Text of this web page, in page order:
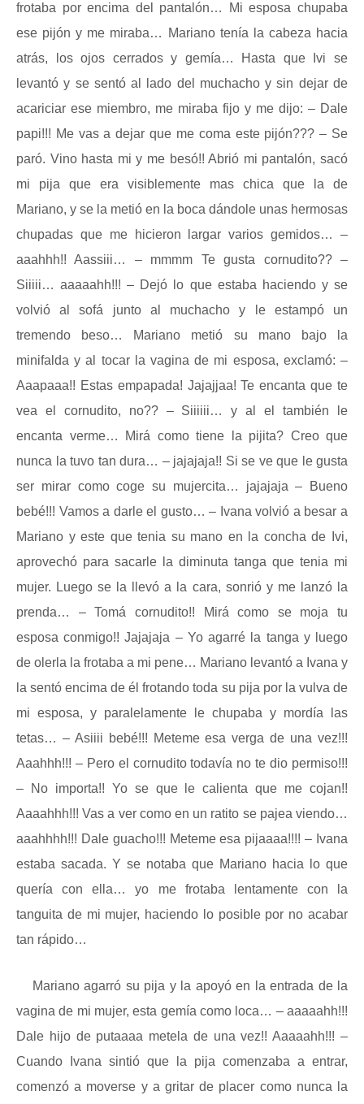
frotaba por encima del pantalón… Mi esposa chupaba
ese pijón y me miraba… Mariano tenía la cabeza hacia
atrás, los ojos cerrados y gemía… Hasta que Ivi se
levantó y se sentó al lado del muchacho y sin dejar de
acariciar ese miembro, me miraba fijo y me dijo: – Dale
papi!!! Me vas a dejar que me coma este pijón??? – Se
paró. Vino hasta mi y me besó!! Abrió mi pantalón, sacó
mi pija que era visiblemente mas chica que la de
Mariano, y se la metió en la boca dándole unas hermosas
chupadas que me hicieron largar varios gemidos… –
aaahhh!! Aassiii… – mmmm Te gusta cornudito?? –
Siiiii… aaaaahh!!! – Dejó lo que estaba haciendo y se
volvió al sofá junto al muchacho y le estampó un
tremendo beso… Mariano metió su mano bajo la
minifalda y al tocar la vagina de mi esposa, exclamó: –
Aaapaaa!! Estas empapada! Jajajjaa! Te encanta que te
vea el cornudito, no?? – Siiiiii… y al el también le
encanta verme… Mirá como tiene la pijita? Creo que
nunca la tuvo tan dura… – jajajaja!! Si se ve que le gusta
ser mirar como coge su mujercita… jajajaja – Bueno
bebé!!! Vamos a darle el gusto… – Ivana volvió a besar a
Mariano y este que tenia su mano en la concha de Ivi,
aprovechó para sacarle la diminuta tanga que tenia mi
mujer. Luego se la llevó a la cara, sonrió y me lanzó la
prenda… – Tomá cornudito!! Mirá como se moja tu
esposa conmigo!! Jajajaja – Yo agarré la tanga y luego
de olerla la frotaba a mi pene… Mariano levantó a Ivana y
la sentó encima de él frotando toda su pija por la vulva de
mi esposa, y paralelamente le chupaba y mordía las
tetas… – Asiiii bebé!!! Meteme esa verga de una vez!!!
Aaahhh!!! – Pero el cornudito todavía no te dio permiso!!!
– No importa!! Yo se que le calienta que me cojan!!
Aaaahhh!!! Vas a ver como en un ratito se pajea viendo…
aaahhhh!!! Dale guacho!!! Meteme esa pijaaaa!!!! – Ivana
estaba sacada. Y se notaba que Mariano hacia lo que
quería con ella… yo me frotaba lentamente con la
tanguita de mi mujer, haciendo lo posible por no acabar
tan rápido…
Mariano agarró su pija y la apoyó en la entrada de la
vagina de mi mujer, esta gemía como loca… – aaaaahh!!!
Dale hijo de putaaaa metela de una vez!! Aaaaahh!!! –
Cuando Ivana sintió que la pija comenzaba a entrar,
comenzó a moverse y a gritar de placer como nunca la